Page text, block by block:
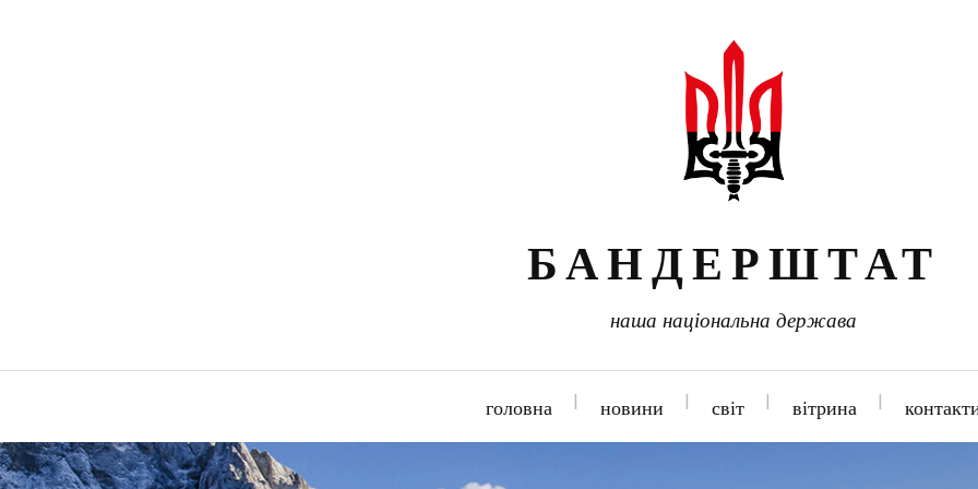
БАНДЕРШТАТ
наша національна держава
головна новини світ вітрина